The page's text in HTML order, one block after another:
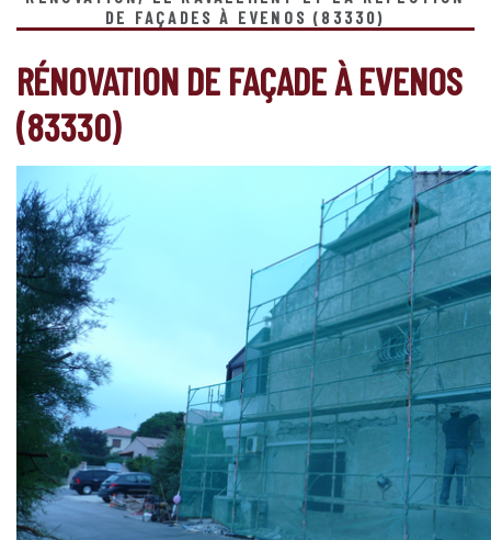
DE FAÇADES À EVENOS (83330)
RÉNOVATION DE FAÇADE À EVENOS
(83330)